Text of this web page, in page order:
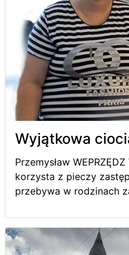
Wyjątkowa
Przemysław
korzysta z pieczy
przebywa w rodzinach